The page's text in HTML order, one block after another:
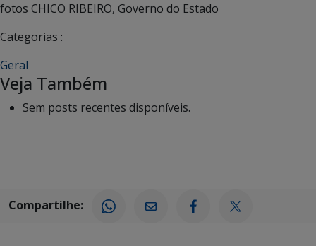
fotos CHICO RIBEIRO, Governo do Estado
Categorias :
Geral
Veja Também
Sem posts recentes disponíveis.
Compartilhe: